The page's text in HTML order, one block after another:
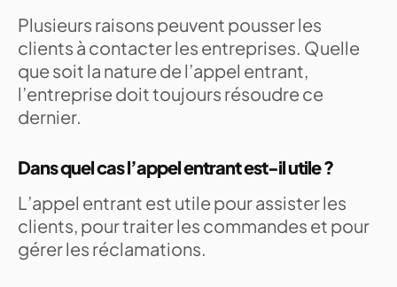
Plusieurs raisons peuvent pousser les
clients à contacter les entreprises. Quelle
que soit la nature de l’appel entrant,
l’entreprise doit toujours résoudre ce
dernier.
Dans quel cas l’appel entrant est-il utile ?
L’appel entrant est utile pour assister les
clients, pour traiter les commandes et pour
gérer les réclamations.